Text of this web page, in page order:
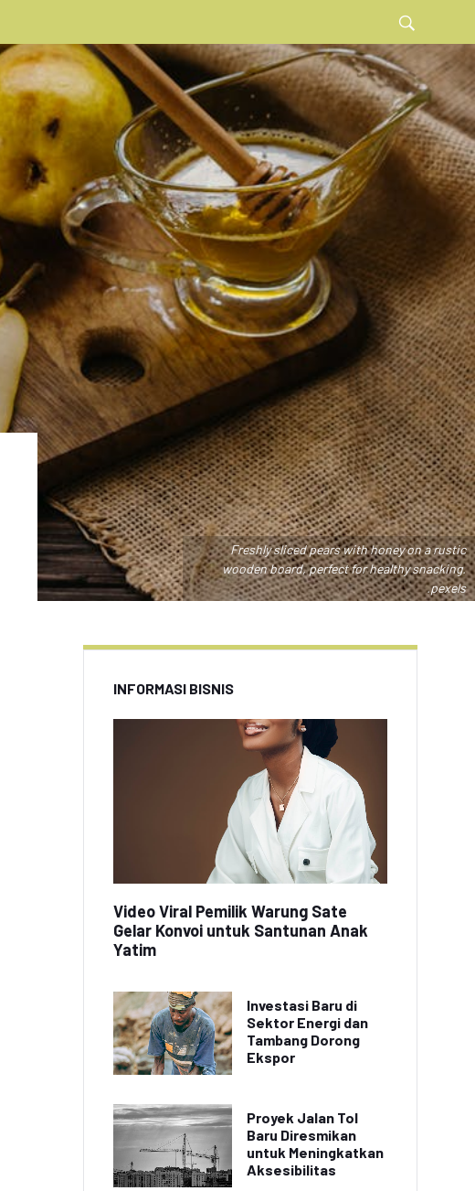
Freshly sliced pears with honey on a rustic
wooden board, perfect for healthy snacking.
.pexels
INFORMASI BISNIS
Video Viral Pemilik Warung Sate
Gelar Konvoi untuk Santunan Anak
Yatim
Investasi Baru di
Sektor Energi dan
Tambang Dorong
Ekspor
Proyek Jalan Tol
Baru Diresmikan
untuk Meningkatkan
Aksesibilitas